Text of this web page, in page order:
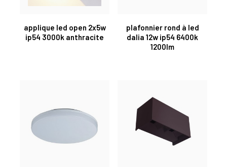
applique led open 2x5w
ip54 3000k anthracite
plafonnier rond à led
dalia 12w ip54 6400k
1200lm